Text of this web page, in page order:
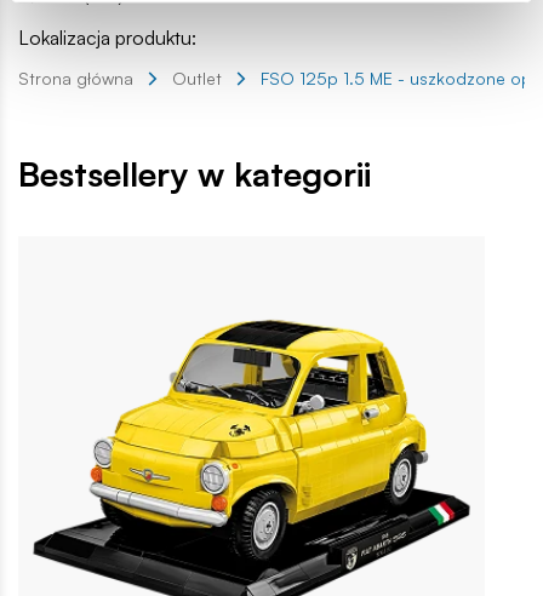
Lokalizacja produktu:
Strona główna Outlet FSO 125p 1.5 ME - uszkodzone
Bestsellery w kategorii